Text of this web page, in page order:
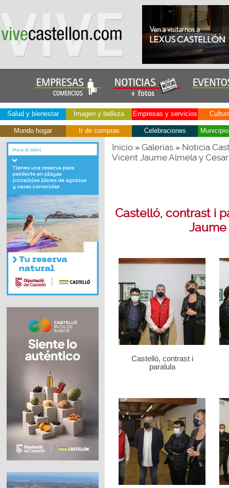
Salud y bienestar Imagen y belleza Empresas y servicios
Mundo hogar Ir de compras Celebraciones
Inicio» Galerías» Noticia
Vicent Jaume Almela y
Castelló, contrast i
Jaume
Castelló, contrast i
paralula